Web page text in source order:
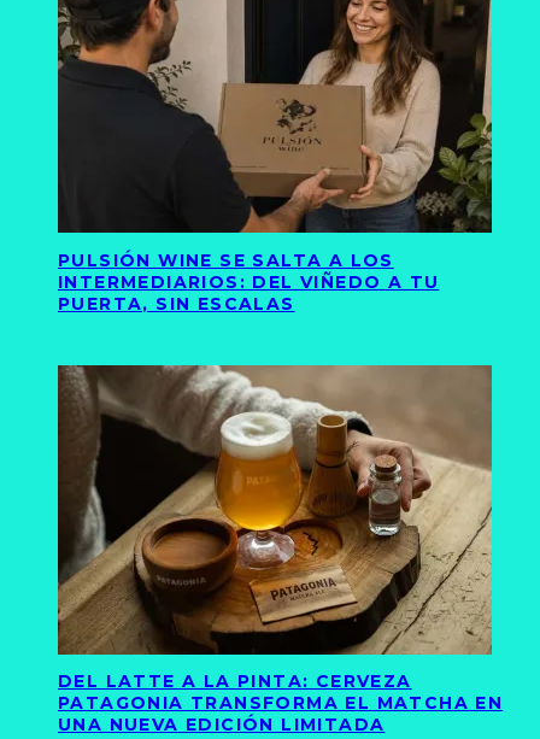
PULSIÓN WINE SE SALTA A LOS
INTERMEDIARIOS: DEL VIÑEDO A TU
PUERTA, SIN ESCALAS
DEL LATTE A LA PINTA: CERVEZA
PATAGONIA TRANSFORMA EL MATCHA EN
UNA NUEVA EDICIÓN LIMITADA